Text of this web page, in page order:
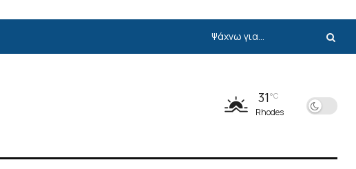
31°C
Rhodes